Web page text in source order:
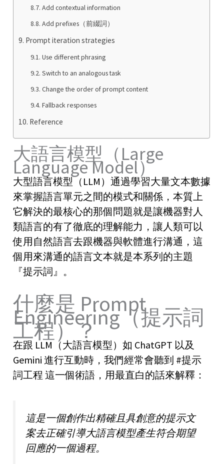
Add contextual information
Add prefixes（前綴詞）
Prompt iteration strategies
Use different phrasing
Switch to an analogous task
Change the order of prompt content
Fallback responses
Reference
大語言模型（Large
Language Model）
大型語言模型（LLM）通過學習大量文本數據
來掌握語言單元之間的模式和關係，本質上
它解決的最核心的那個問題就是讓機器對人
類語言的有了徹底的理解能力，讓人類可以
使用自然語言去跟機器與軟體進行溝通，這
個用來溝通的語言文本就是本系列的主題
『提示詞』。
什麼是 Prompt
Engineering（提示詞
工程）？
在跟 LLM（大語言模型）如 ChatGPT 以及
Gemini 進行互動時，我們經常會聽到 #提示
詞工程 這一個術語，用最直白的話來解釋：
這是一個創作出精確且具創意的提示文
案去正確引導大語言模型產生符合期望
回應的一個過程。